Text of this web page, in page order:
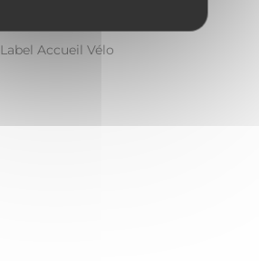
Label Accueil Vélo